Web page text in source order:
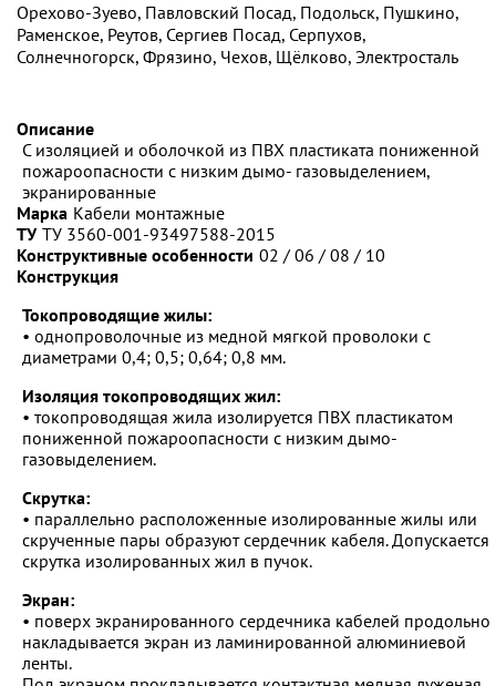
Орехово-Зуево, Павловский Посад, Подольск, Пушкино,
Раменское, Реутов, Сергиев Посад, Серпухов,
Солнечногорск, Фрязино, Чехов, Щёлково, Электросталь
Описание
С изоляцией и оболочкой из ПВХ пластиката пониженной
пожароопасности с низким дымо- газовыделением,
экранированные
Марка Кабели монтажные
ТУ ТУ 3560-001-93497588-2015
Конструктивные особенности 02 / 06 / 08 / 10
Конструкция
Токопроводящие жилы:
• однопроволочные из медной мягкой проволоки с
диаметрами 0,4; 0,5; 0,64; 0,8 мм.
Изоляция токопроводящих жил:
• токопроводящая жила изолируется ПВХ пластикатом
пониженной пожароопасности с низким дымо-
газовыделением.
Скрутка:
• параллельно расположенные изолированные жилы или
скрученные пары образуют сердечник кабеля. Допускается
скрутка изолированных жил в пучок.
Экран:
• поверх экранированного сердечника кабелей продольно
накладывается экран из ламинированной алюминиевой
ленты.